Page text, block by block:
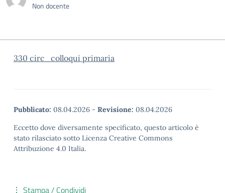
Non docente
330 circ_colloqui primaria
Pubblicato: 08.04.2026 - Revisione: 08.04.2026
Eccetto dove diversamente specificato, questo articolo è
stato rilasciato sotto Licenza Creative Commons
Attribuzione 4.0 Italia.
Stampa / Condividi